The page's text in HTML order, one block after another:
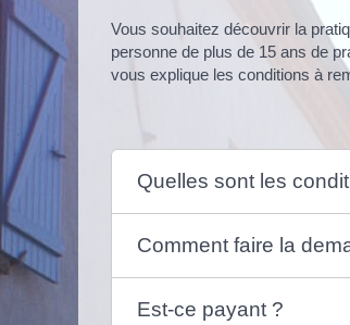
Vous souhaitez découvrir la
personne de plus de 15 ans de
vous explique les conditions à
Quelles sont les
Comment faire la
Est-ce payant ?